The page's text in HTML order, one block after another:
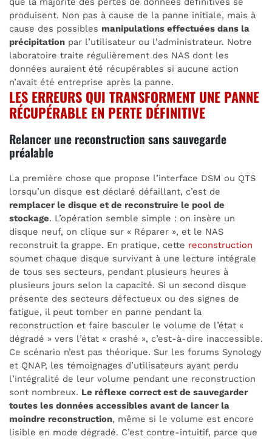
produisent. Non pas à cause de la panne initiale, mais à
cause des possibles manipulations effectuées dans la
précipitation par l’utilisateur ou l’administrateur. Notre
laboratoire traite régulièrement des NAS dont les
données auraient été récupérables si aucune action
n’avait été entreprise après la panne.
LES ERREURS QUI TRANSFORMENT UNE PANNE
RÉCUPÉRABLE EN PERTE DÉFINITIVE
Relancer une reconstruction sans sauvegarde
préalable
La première chose que propose l’interface DSM ou QTS
lorsqu’un disque est déclaré défaillant, c’est de
remplacer le disque et de reconstruire le pool de
stockage. L’opération semble simple : on insère un
disque neuf, on clique sur « Réparer », et le NAS
reconstruit la grappe. En pratique, cette reconstruction
soumet chaque disque survivant à une lecture intégrale
de tous ses secteurs, pendant plusieurs heures à
plusieurs jours selon la capacité. Si un second disque
présente des secteurs défectueux ou des signes de
fatigue, il peut tomber en panne pendant la
reconstruction et faire basculer le volume de l’état «
dégradé » vers l’état « crashé », c’est-à-dire inaccessible.
Ce scénario n’est pas théorique. Sur les forums Synology
et QNAP, les témoignages d’utilisateurs ayant perdu
l’intégralité de leur volume pendant une reconstruction
sont nombreux. Le réflexe correct est de sauvegarder
toutes les données accessibles avant de lancer la
moindre reconstruction, même si le volume est encore
lisible en mode dégradé. C’est contre-intuitif, parce que